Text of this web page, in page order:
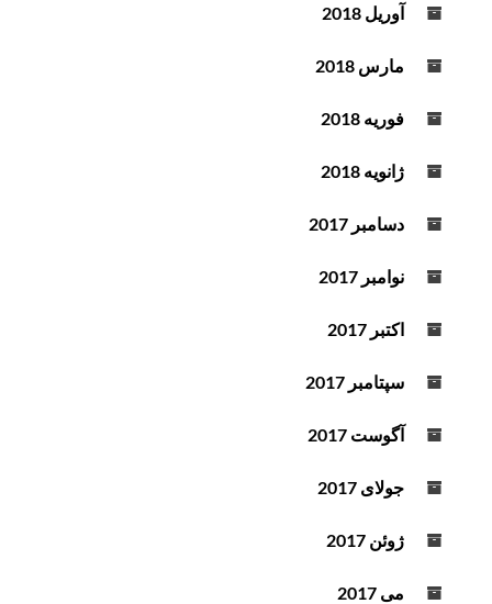
آوریل 2018
مارس 2018
فوریه 2018
ژانویه 2018
دسامبر 2017
نوامبر 2017
اکتبر 2017
سپتامبر 2017
آگوست 2017
جولای 2017
ژوئن 2017
می 2017